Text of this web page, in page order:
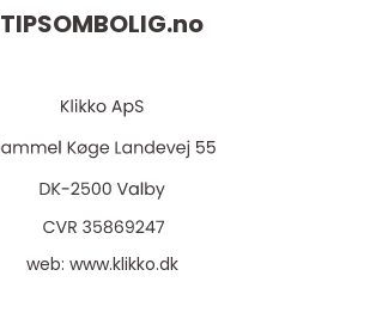
TIPSOMBOLIG.no
web: www.klikko.dk